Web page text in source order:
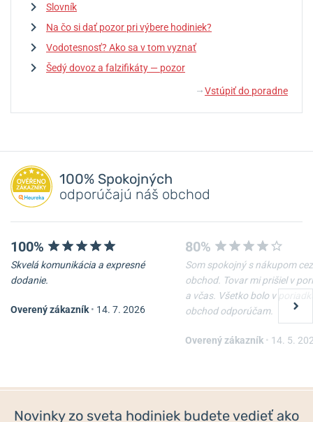
Slovník
Na čo si dať pozor pri výbere hodiniek?
Vodotesnosť? Ako sa v tom vyznať
Šedý dovoz a falzifikáty — pozor
↓ Vstúpiť do poradne
100% Spokojných
odporúčajú náš obchod
100%
Skvelá komunikácia a expresné
dodanie.
Overený zákazník • 14. 7. 2026
80%
Som spokojný s nákupom cez
obchod. Tovar mi prišiel v
a včas. Všetko bolo v
obchod odporúčam.
Overený zákazník • 14. 5.
Novinky zo sveta hodiniek budete vedieť ako